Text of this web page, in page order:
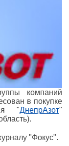
компаний
в покупке
"ДнепрАзот"
"Фокус".